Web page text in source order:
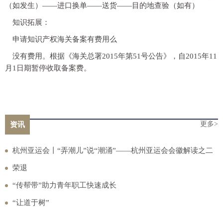
（如发生）——进口换单——送货——目的地查验（如有）
知识拓展：
申请知识产权海关备案有费用么
没有费用。根据《海关总署2015年第51号公告》，自2015年11
月1日期暂停收取备案费。
资讯 更多>
杭州亚运会丨“弄潮儿”说“潮涌”——杭州亚运会会徽解读之二
荣退
“传帮带”助力青年职工快速成长
“让道于树”